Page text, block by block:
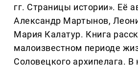
гг. Страницы истории». Её
Александр Мартынов,
Мария Калатур. Книга
малоизвестном периоде
Соловецкого архипелага. В